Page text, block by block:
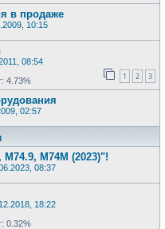
в продаже
10:15
08:54
1 2 3
4.73%
02:57
М74.9, М74М (2023)"!
08:37
18:22
0.32%